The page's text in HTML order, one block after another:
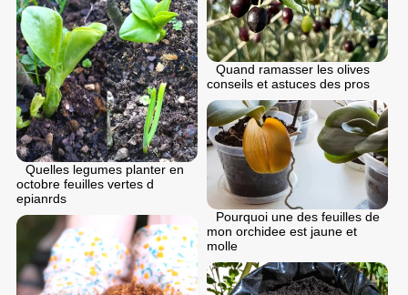
Quand ramasser les olives
conseils et astuces des pros
Quelles legumes planter en
octobre feuilles vertes d
epianrds
Pourquoi une des feuilles de
mon orchidee est jaune et
molle